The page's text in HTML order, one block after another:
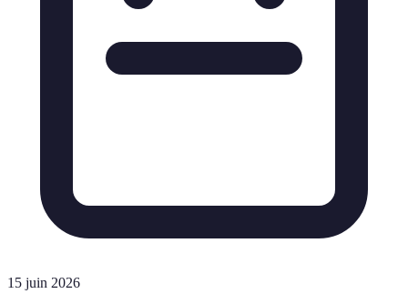
15 juin 2026